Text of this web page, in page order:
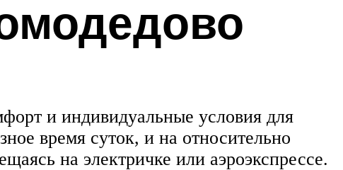
и индивидуальные условия для
время суток, и на относительно
на электричке или аэроэкспрессе.